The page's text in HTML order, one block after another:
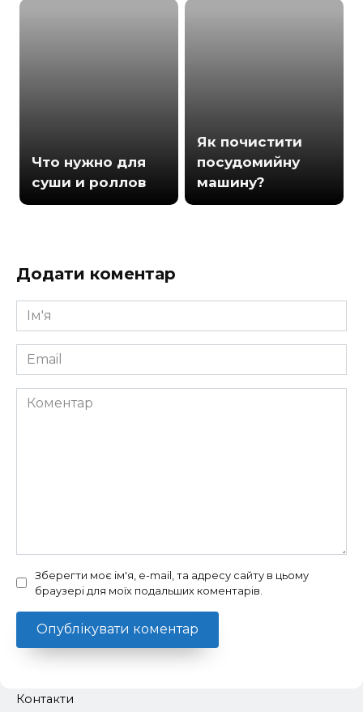
Что нужно для
суши и роллов
Як почистити
посудомийну
машину?
Додати коментар
Ім'я
*
Email
*
Коментар
Зберегти моє ім'я, e-mail, та адресу сайту в цьому
браузері для моїх подальших коментарів.
Контакти